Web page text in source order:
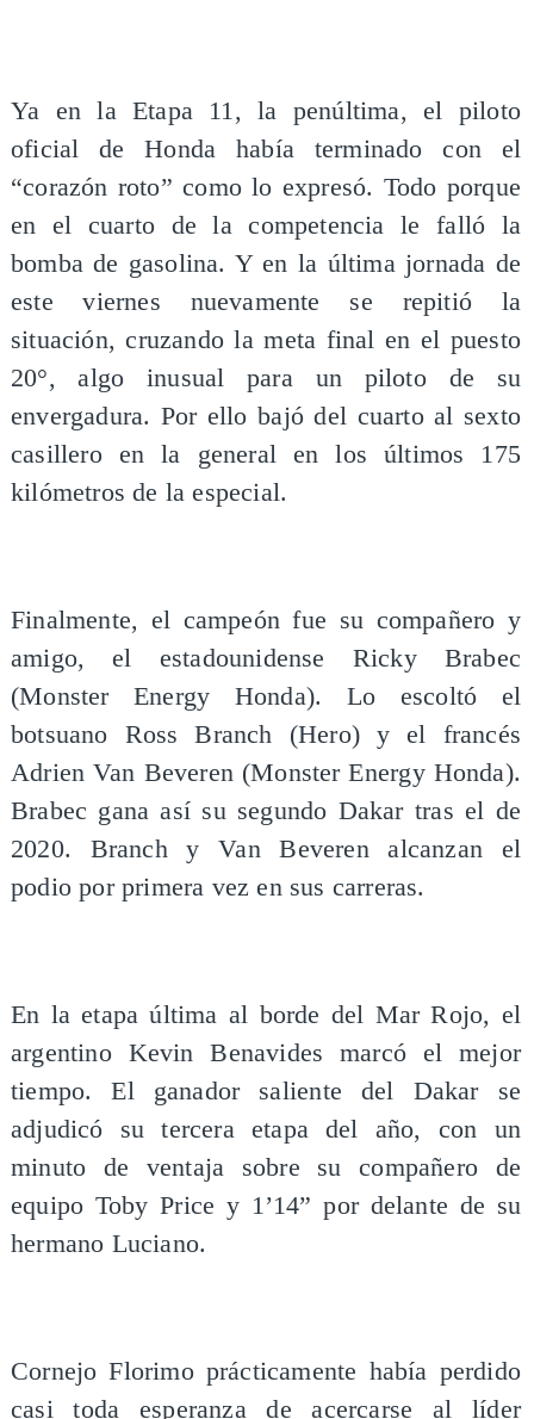
Ya en la Etapa 11, la penúltima, el piloto
oficial de Honda había terminado con el
“corazón roto” como lo expresó. Todo porque
en el cuarto de la competencia le falló la
bomba de gasolina. Y en la última jornada de
este viernes nuevamente se repitió la
situación, cruzando la meta final en el puesto
20°, algo inusual para un piloto de su
envergadura. Por ello bajó del cuarto al sexto
casillero en la general en los últimos 175
kilómetros de la especial.
Finalmente, el campeón fue su compañero y
amigo, el estadounidense Ricky Brabec
(Monster Energy Honda). Lo escoltó el
botsuano Ross Branch (Hero) y el francés
Adrien Van Beveren (Monster Energy Honda).
Brabec gana así su segundo Dakar tras el de
2020. Branch y Van Beveren alcanzan el
podio por primera vez en sus carreras.
En la etapa última al borde del Mar Rojo, el
argentino Kevin Benavides marcó el mejor
tiempo. El ganador saliente del Dakar se
adjudicó su tercera etapa del año, con un
minuto de ventaja sobre su compañero de
equipo Toby Price y 1’14” por delante de su
hermano Luciano.
Cornejo Florimo prácticamente había perdido
casi toda esperanza de acercarse al líder